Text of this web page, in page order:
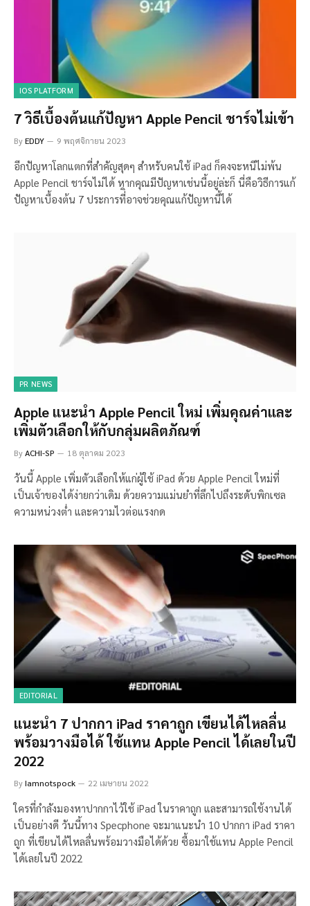
IOS PLATFORM
7 วิธีเบื้องต้นแก้ปัญหา Apple Pencil ชาร์จไม่เข้า
ByEDDY 9 พฤศจิกายน 2023
อีกปัญหาโลกแตกที่สำคัญสุดๆ สำหรับคนใช้ iPad ก็คงจะหนีไม่พ้น
Apple Pencil ชาร์จไม่ได้ หากคุณมีปัญหาเช่นนี้อยู่ล่ะก็ นี่คือวิธีการแก้
ปัญหาเบื้องต้น 7 ประการที่ิอาจช่วยคุณแก้ปัญหานี้ได้
PR NEWS
Apple แนะนำ Apple Pencil ใหม่ เพิ่มคุณค่าและ
เพิ่มตัวเลือกให้กับกลุ่มผลิตภัณฑ์
ByACHI-SP 18 ตุลาคม 2023
วันนี้ Apple เพิ่มตัวเลือกให้แก่ผู้ใช้ iPad ด้วย Apple Pencil ใหม่ที่
เป็นเจ้าของได้ง่ายกว่าเดิม ด้วยความแม่นยำที่ลึกไปถึงระดับพิกเซล
ความหน่วงต่ำ และความไวต่อแรงกด
EDITORIAL
แนะนำ 7 ปากกา iPad ราคาถูก เขียนได้ไหลลื่น
พร้อมวางมือได้ ใช้แทน Apple Pencil ได้เลยในปี
2022
ByIamnotspock 22 เมษายน 2022
ใครที่กำลังมองหาปากกาไว้ใช้ iPad ในราคาถูก และสามารถใช้งานได้
เป็นอย่างดี วันนี้ทาง Specphone จะมาแนะนำ 10 ปากกา iPad ราคา
ถูก ที่เขียนได้ไหลลื่นพร้อมวางมือได้ด้วย ซื้อมาใช้แทน Apple Pencil
ได้เลยในปี 2022